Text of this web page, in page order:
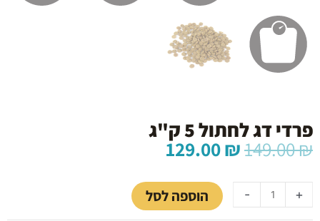
פרדי דג לחתול 5 ק"ג
149.00₪ המחיר
המקורי
היה:
149.00 ₪.
129.00₪
הוא:
129.00 ₪. -
של
פרדי
+ הוספה לסל